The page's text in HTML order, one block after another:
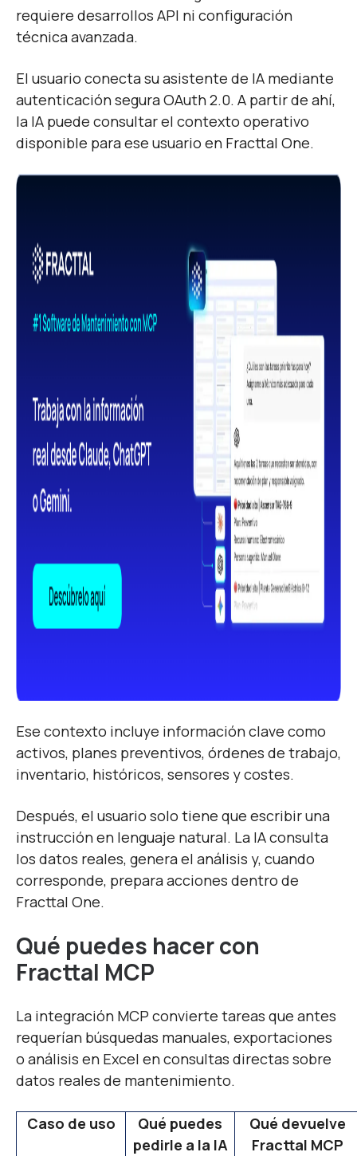
requiere desarrollos API ni configuración
técnica avanzada.
El usuario conecta su asistente de IA mediante
autenticación segura OAuth 2.0. A partir de ahí,
la IA puede consultar el contexto operativo
disponible para ese usuario en Fracttal One.
Ese contexto incluye información clave como
activos, planes preventivos, órdenes de trabajo,
inventario, históricos, sensores y costes.
Después, el usuario solo tiene que escribir una
instrucción en lenguaje natural. La IA consulta
los datos reales, genera el análisis y, cuando
corresponde, prepara acciones dentro de
Fracttal One.
Qué puedes hacer con
Fracttal MCP
La integración MCP convierte tareas que antes
requerían búsquedas manuales, exportaciones
o análisis en Excel en consultas directas sobre
datos reales de mantenimiento.
Caso de uso
Qué puedes
pedirle a la IA
Qué devuelve
Fracttal MCP